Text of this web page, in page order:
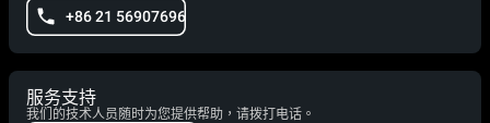
+86 21 56907696
服务支持
我们的技术人员随时为您提供帮助，请拨打电话。